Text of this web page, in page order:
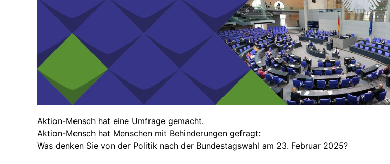
Gut
Bescheid
wissen
Sprache)
Beispiele
aus
dem
Regierungsbezirk
Menschen
stärken
Vergangene
Termine
Links
Aktion-Mensch hat eine Umfrage gemacht.
Aktion-Mensch hat Menschen mit Behinderungen gefragt:
Was denken Sie von der Politik nach der Bundestagswahl am 23. Februar 2025?